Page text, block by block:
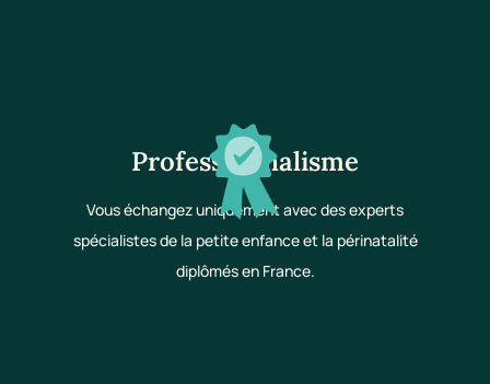
Professionnalisme
Vous échangez uniquement avec des experts
spécialistes de la petite enfance et la périnatalité
diplômés en France.